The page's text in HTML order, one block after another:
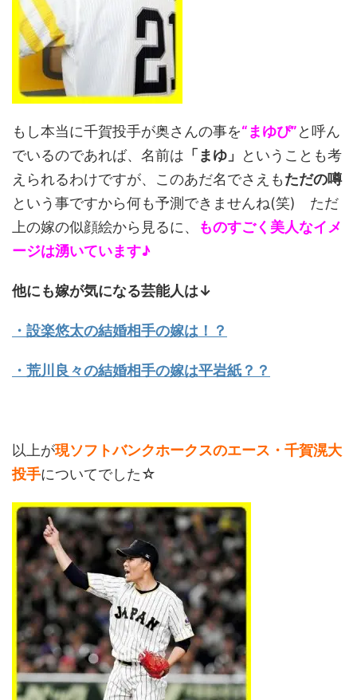
もし本当に千賀投手が奥さんの事を“まゆぴ”と呼ん
でいるのであれば、名前は 「まゆ」
ということも考
えられるわけですが、このあだ名でさえもただの噂
という事ですから何も予測できませんね(笑) ただ
上の嫁の似顔絵から見るに、
ものすごく美人なイメ
ージは湧いています♪
他にも嫁が気になる芸能人は↓
・設楽悠太の結婚相手の嫁は！？
・荒川良々の結婚相手の嫁は平岩紙？？
以上が現ソフトバンクホークスのエース・千賀滉大
投手についてでした☆